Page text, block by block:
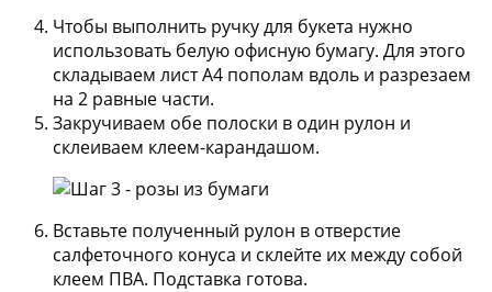
Чтобы выполнить ручку для букета нужно
использовать белую офисную бумагу. Для этого
складываем лист А4 пополам вдоль и разрезаем
на 2 равные части.
Закручиваем обе полоски в один рулон и
склеиваем клеем-карандашом.
Вставьте полученный рулон в отверстие
салфеточного конуса и склейте их между собой
клеем ПВА. Подставка готова.